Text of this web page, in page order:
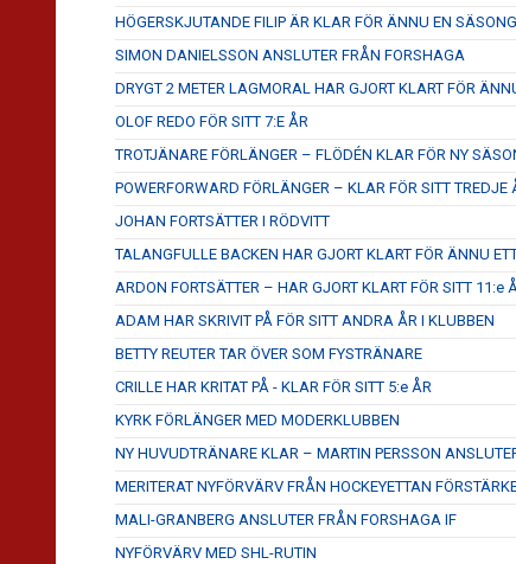
HÖGERSKJUTANDE FILIP ÄR KLAR FÖR ÄNNU EN SÄSONG
SIMON DANIELSSON ANSLUTER FRÅN FORSHAGA
DRYGT 2 METER LAGMORAL HAR GJORT KLART FÖR
OLOF REDO FÖR SITT 7:E ÅR
TROTJÄNARE FÖRLÄNGER – FLÖDÉN KLAR FÖR NY
POWERFORWARD FÖRLÄNGER – KLAR FÖR SITT TREDJE
JOHAN FORTSÄTTER I RÖDVITT
TALANGFULLE BACKEN HAR GJORT KLART FÖR ÄNNU
ARDON FORTSÄTTER – HAR GJORT KLART FÖR SITT 11:e
ADAM HAR SKRIVIT PÅ FÖR SITT ANDRA ÅR I KLUBBEN
BETTY REUTER TAR ÖVER SOM FYSTRÄNARE
CRILLE HAR KRITAT PÅ - KLAR FÖR SITT 5:e ÅR
KYRK FÖRLÄNGER MED MODERKLUBBEN
NY HUVUDTRÄNARE KLAR – MARTIN PERSSON
MERITERAT NYFÖRVÄRV FRÅN HOCKEYETTAN
MALI-GRANBERG ANSLUTER FRÅN FORSHAGA IF
NYFÖRVÄRV MED SHL-RUTIN